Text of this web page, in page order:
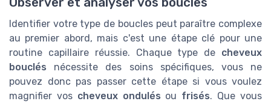
Identifier votre type de boucles peut paraître complexe
au premier abord, mais c'est une étape clé pour une
routine capillaire réussie. Chaque type de cheveux
bouclés nécessite des soins spécifiques, vous ne
pouvez donc pas passer cette étape si vous voulez
magnifier vos cheveux ondulés ou frisés. Que vous